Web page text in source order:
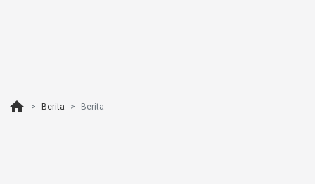
home Berita Berita